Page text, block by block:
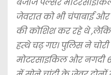
जेवरात को भी चंपाबाई
की कोशिश कर रहे थे
हत्थे चढ़ गए। पुलिस ने
मोटरसाइकिल और नगदी